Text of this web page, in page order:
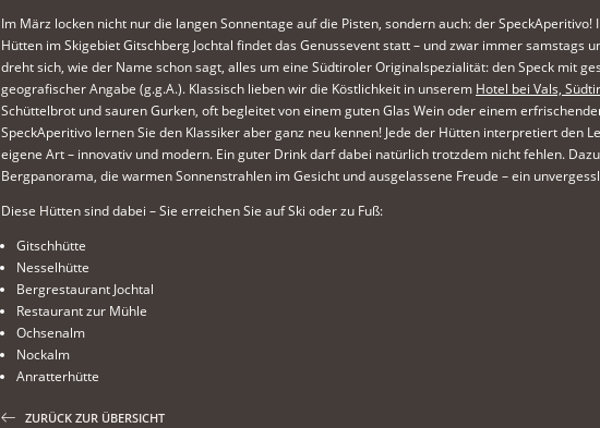
Im März locken nicht nur die langen Sonnentage auf die Pisten, sondern auch: der SpeckAperitivo!
Hütten im Skigebiet Gitschberg Jochtal findet das Genussevent statt – und zwar immer samstags
dreht sich, wie der Name schon sagt, alles um eine Südtiroler Originalspezialität: den Speck mit
geografischer Angabe (g.g.A.). Klassisch lieben wir die Köstlichkeit in unserem Hotel bei Vals,
Schüttelbrot und sauren Gurken, oft begleitet von einem guten Glas Wein oder einem
SpeckAperitivo lernen Sie den Klassiker aber ganz neu kennen! Jede der Hütten interpretiert den
eigene Art – innovativ und modern. Ein guter Drink darf dabei natürlich trotzdem nicht fehlen.
Bergpanorama, die warmen Sonnenstrahlen im Gesicht und ausgelassene Freude – ein
Diese Hütten sind dabei – Sie erreichen Sie auf Ski oder zu Fuß:
Gitschhütte
Nesselhütte
Bergrestaurant Jochtal
Restaurant zur Mühle
Ochsenalm
Nockalm
Anratterhütte
ZURÜCK ZUR ÜBERSICHT